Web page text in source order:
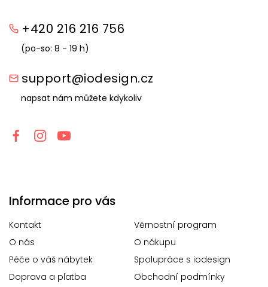
+420 216 216 756
(po-so: 8 - 19 h)
support@iodesign.cz
napsat nám můžete kdykoliv
Informace pro vás
Kontakt
Věrnostní program
O nás
O nákupu
Péče o váš nábytek
Spolupráce s iodesign
Doprava a platba
Obchodní podmínky